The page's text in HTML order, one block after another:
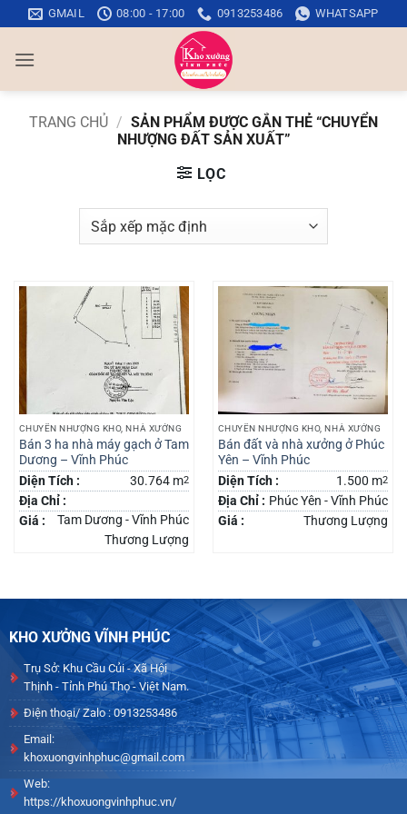
qua
nội
GMAIL 08:00 - 17:00 0913253486 WHATSAPP
TRANG CHỦ / SẢN PHẨM ĐƯỢC GẮN THẺ “CHUYỂN
NHƯỢNG ĐẤT SẢN XUẤT”
LỌC
CHUYỂN NHƯỢNG KHO, NHÀ XƯỞNG
Bán 3 ha nhà máy gạch ở Tam
Dương – Vĩnh Phúc
Diện Tích :
30.764 m2
Địa Chỉ :
Tam Dương - Vĩnh Phúc
Giá :
Thương Lượng
CHUYỂN NHƯỢNG KHO, NHÀ XƯỞNG
Bán đất và nhà xưởng ở Phúc
Yên – Vĩnh Phúc
Diện Tích :
1.500 m2
Địa Chỉ : Phúc Yên - Vĩnh Phúc
Giá :
Thương Lượng
KHO XƯỞNG VĨNH PHÚC
Trụ Sở: Khu Cầu Củi - Xã Hội
Thịnh - Tỉnh Phú Thọ - Việt Nam.
Điện thoại/ Zalo : 0913253486
Email:
khoxuongvinhphuc@gmail.com
Web:
https://khoxuongvinhphuc.vn/